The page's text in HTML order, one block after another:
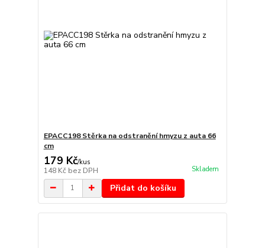
EPACC198 Stěrka na odstranění hmyzu z auta 66
cm
179 Kč/kus
148 Kč bez DPH Skladem
Přidat do košíku